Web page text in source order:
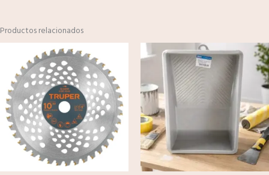
Productos relacionados